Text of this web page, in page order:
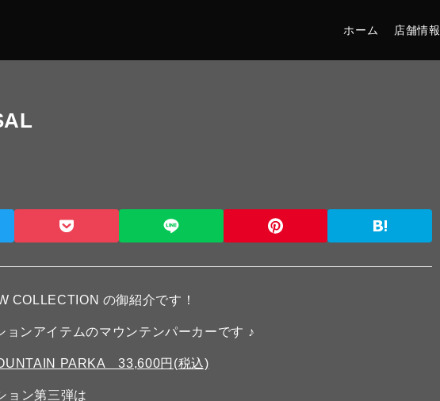
ホーム 店舗情報
の御紹介です！
ンアイテムのマウンテンパーカーです ♪
PARKA 33,600円(税込)
ョン第三弾は